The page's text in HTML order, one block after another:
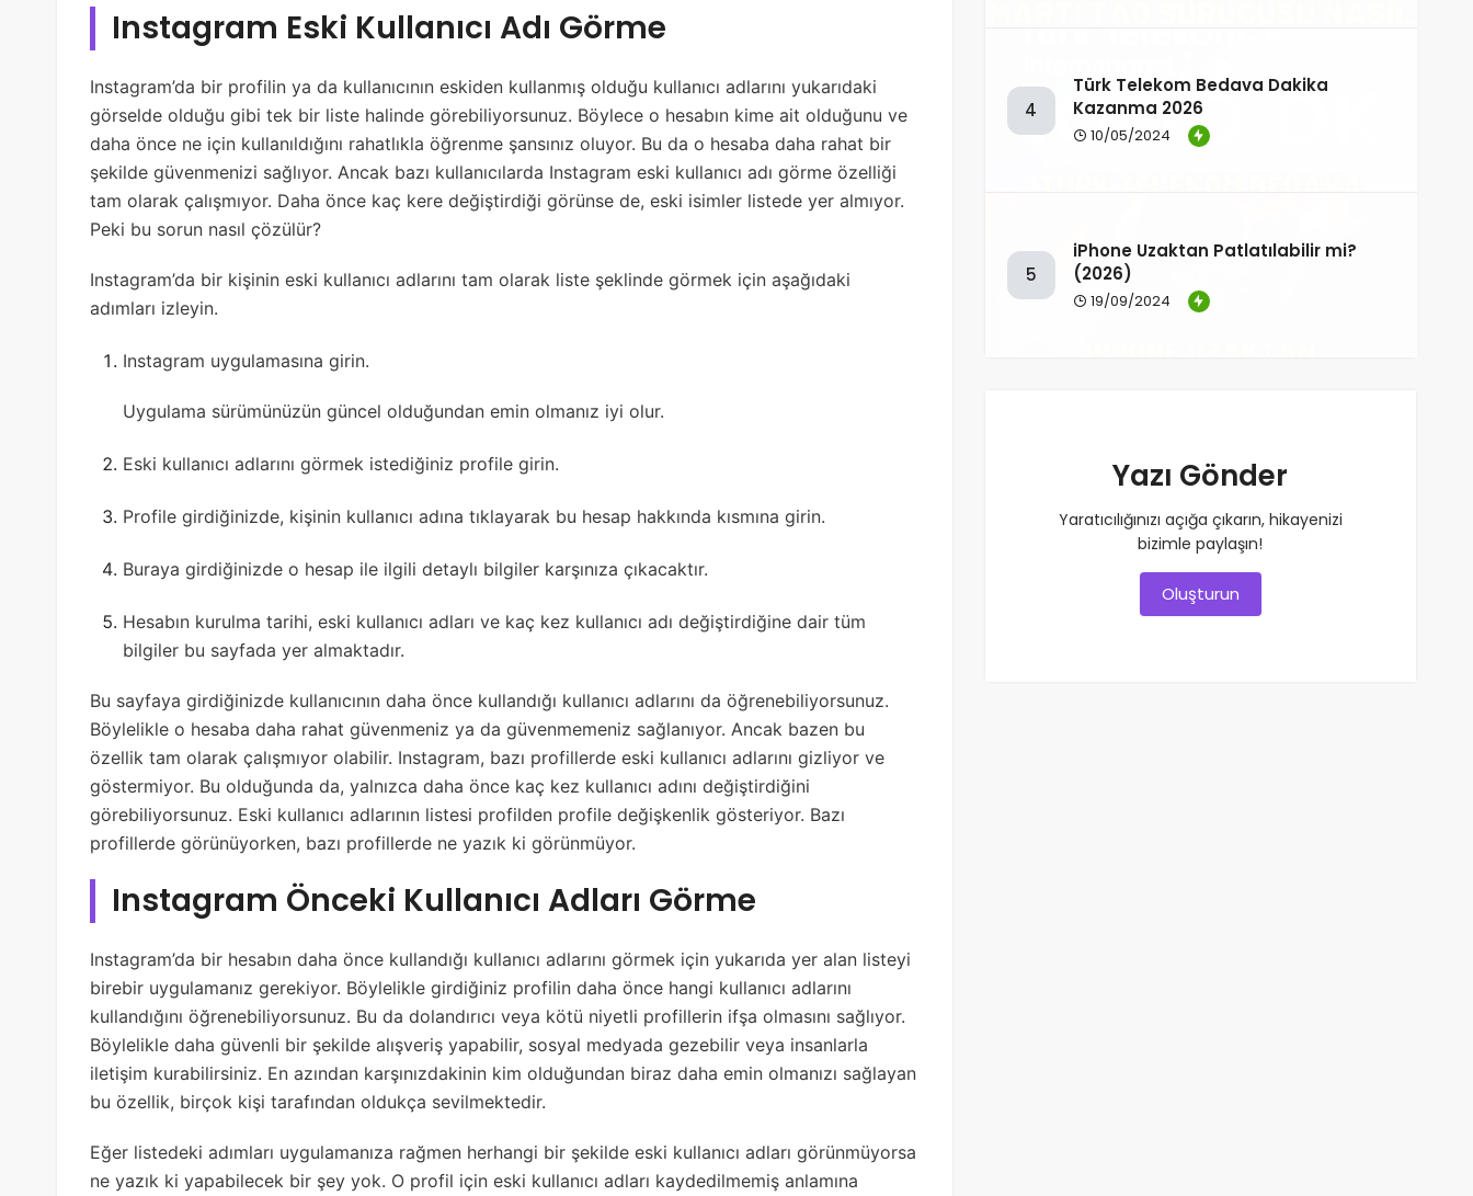
Instagram Eski Kullanıcı Adı Görme
Instagram’da bir profilin ya da kullanıcının eskiden kullanmış olduğu kullanıcı adlarını yukarıdaki
görselde olduğu gibi tek bir liste halinde görebiliyorsunuz. Böylece o hesabın kime ait olduğunu ve
daha önce ne için kullanıldığını rahatlıkla öğrenme şansınız oluyor. Bu da o hesaba daha rahat bir
şekilde güvenmenizi sağlıyor. Ancak bazı kullanıcılarda Instagram eski kullanıcı adı görme özelliği
tam olarak çalışmıyor. Daha önce kaç kere değiştirdiği görünse de, eski isimler listede yer almıyor.
Peki bu sorun nasıl çözülür?
Instagram’da bir kişinin eski kullanıcı adlarını tam olarak liste şeklinde görmek için aşağıdaki
adımları izleyin.
Instagram uygulamasına girin.
Uygulama sürümünüzün güncel olduğundan emin olmanız iyi olur.
Eski kullanıcı adlarını görmek istediğiniz profile girin.
Profile girdiğinizde, kişinin kullanıcı adına tıklayarak bu hesap hakkında kısmına girin.
Buraya girdiğinizde o hesap ile ilgili detaylı bilgiler karşınıza çıkacaktır.
Hesabın kurulma tarihi, eski kullanıcı adları ve kaç kez kullanıcı adı değiştirdiğine dair tüm
bilgiler bu sayfada yer almaktadır.
Bu sayfaya girdiğinizde kullanıcının daha önce kullandığı kullanıcı adlarını da öğrenebiliyorsunuz.
Böylelikle o hesaba daha rahat güvenmeniz ya da güvenmemeniz sağlanıyor. Ancak bazen bu
özellik tam olarak çalışmıyor olabilir. Instagram, bazı profillerde eski kullanıcı adlarını gizliyor ve
göstermiyor. Bu olduğunda da, yalnızca daha önce kaç kez kullanıcı adını değiştirdiğini
görebiliyorsunuz. Eski kullanıcı adlarının listesi profilden profile değişkenlik gösteriyor. Bazı
profillerde görünüyorken, bazı profillerde ne yazık ki görünmüyor.
Instagram Önceki Kullanıcı Adları Görme
Instagram’da bir hesabın daha önce kullandığı kullanıcı adlarını görmek için yukarıda yer alan listeyi
birebir uygulamanız gerekiyor. Böylelikle girdiğiniz profilin daha önce hangi kullanıcı adlarını
kullandığını öğrenebiliyorsunuz. Bu da dolandırıcı veya kötü niyetli profillerin ifşa olmasını sağlıyor.
Böylelikle daha güvenli bir şekilde alışveriş yapabilir, sosyal medyada gezebilir veya insanlarla
iletişim kurabilirsiniz. En azından karşınızdakinin kim olduğundan biraz daha emin olmanızı sağlayan
bu özellik, birçok kişi tarafından oldukça sevilmektedir.
Eğer listedeki adımları uygulamanıza rağmen herhangi bir şekilde eski kullanıcı adları görünmüyorsa
ne yazık ki yapabilecek bir şey yok. O profil için eski kullanıcı adları kaydedilmemiş anlamına
4
Türk Telekom Bedava Dakika
Kazanma 2026
10/05/2024
5
iPhone Uzaktan Patlatılabilir mi?
(2026)
19/09/2024
Yazı Gönder
Yaratıcılığınızı açığa çıkarın, hikayenizi
bizimle paylaşın!
Oluşturun